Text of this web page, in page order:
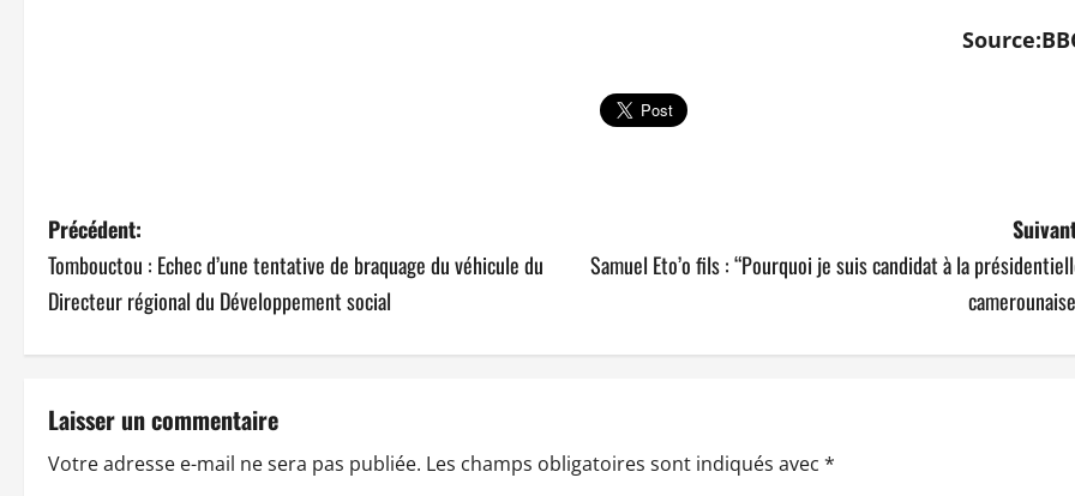
N
a
g
Précédent:
Tombouctou : Echec d’une tentative de braquage du véhicule du
Directeur régional du Développement social
Samuel Eto’o fils : “Pourquoi je suis candidat à la
Laisser un commentaire
Votre adresse e-mail ne sera pas publiée. Les champs obligatoires sont indiqués avec *